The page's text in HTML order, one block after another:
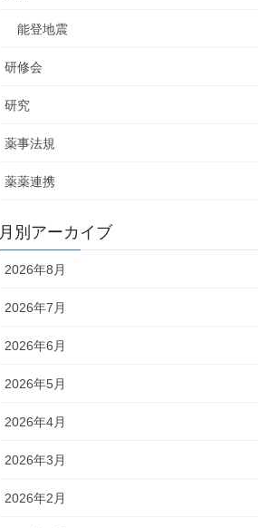
能登地震
研修会
研究
薬事法規
薬薬連携
月別アーカイブ
2026年8月
2026年7月
2026年6月
2026年5月
2026年4月
2026年3月
2026年2月